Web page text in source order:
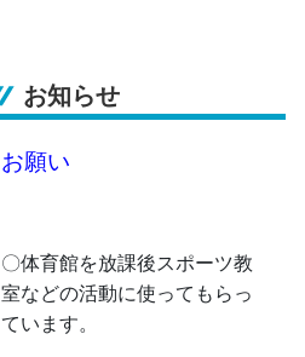
お知らせ
お願い
〇体育館を放課後スポーツ教
室などの活動に使ってもらっ
ています。